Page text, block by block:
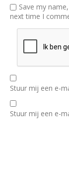
Save my
next time I
Stuur mij een e-
Stuur mij een e-